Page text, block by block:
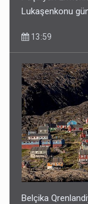
Lukaşenkonu
13:59
Belçika